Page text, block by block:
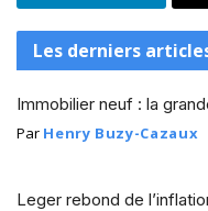
Les derniers
Immobilier neuf : la
Par Henry Buzy-Cazaux
Leger rebond de